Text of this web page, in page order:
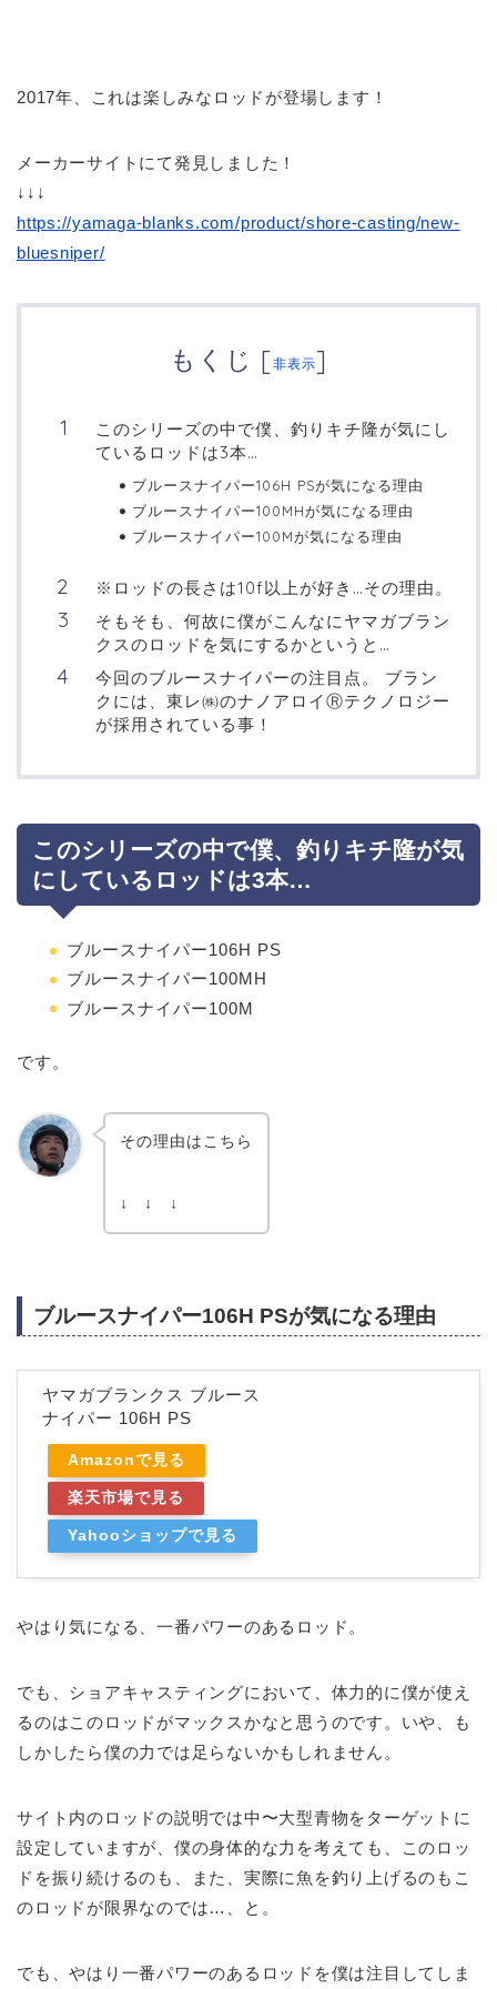
2017年、これは楽しみなロッドが登場します！
メーカーサイトにて発見しました！
↓↓↓
https://yamaga-blanks.com/product/shore-casting/new-
bluesniper/
もくじ [非表示]
このシリーズの中で僕、釣りキチ隆が気にし
ているロッドは3本…
ブルースナイパー106H PSが気になる理由
ブルースナイパー100MHが気になる理由
ブルースナイパー100Mが気になる理由
※ロッドの長さは10f以上が好き…その理由。
そもそも、何故に僕がこんなにヤマガブラン
クスのロッドを気にするかというと…
今回のブルースナイパーの注目点。 ブラン
クには、東レ㈱のナノアロイⓇテクノロジー
が採用されている事！
このシリーズの中で僕、釣りキチ隆が気
にしているロッドは3本…
ブルースナイパー106H PS
ブルースナイパー100MH
ブルースナイパー100M
です。
その理由はこちら
↓ ↓ ↓
ブルースナイパー106H PSが気になる理由
ヤマガブランクス ブルース
ナイパー 106H PS
Amazonで見る
楽天市場で見る
Yahooショップで見る
やはり気になる、一番パワーのあるロッド。
でも、ショアキャスティングにおいて、体力的に僕が使え
るのはこのロッドがマックスかなと思うのです。いや、も
しかしたら僕の力では足らないかもしれません。
サイト内のロッドの説明では中〜大型青物をターゲットに
設定していますが、僕の身体的な力を考えても、このロッ
ドを振り続けるのも、また、実際に魚を釣り上げるのもこ
のロッドが限界なのでは…、と。
でも、やはり一番パワーのあるロッドを僕は注目してしま